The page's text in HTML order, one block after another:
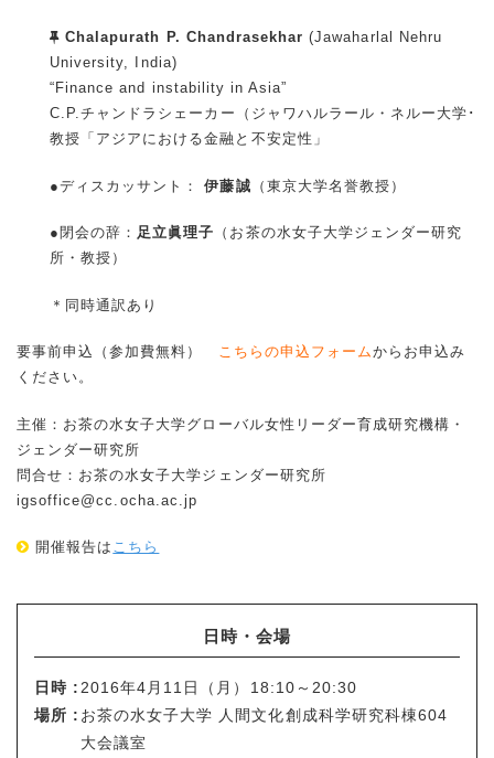
Chalapurath P. Chandrasekhar (Jawaharlal Nehru
University, India)
“Finance and instability in Asia”
C.P.チャンドラシェーカー（ジャワハルラール・ネルー大学･
教授「アジアにおける金融と不安定性」
●ディスカッサント：伊藤誠 （東京大学名誉教授）
●閉会の辞： 足立眞理子 （お茶の水女子大学ジェンダー研究
所・教授）
＊同時通訳あり
要事前申込（参加費無料） こちらの申込フォームからお申込み
ください。
主催：お茶の水女子大学グローバル女性リーダー育成研究機構・
ジェンダー研究所
問合せ：お茶の水女子大学ジェンダー研究所
igsoffice@cc.ocha.ac.jp
開催報告は こちら
日時・会場
日時 :2016年4月11日（月）18:10～20:30
場所 : お茶の水女子大学 人間文化創成科学研究科棟604
大会議室